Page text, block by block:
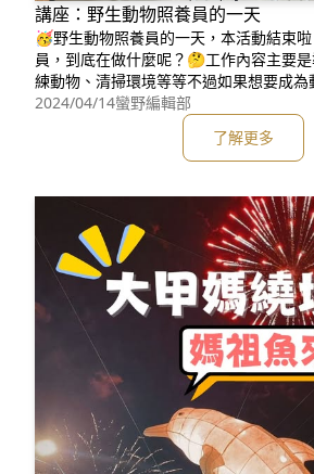
講座：野生動物照養員的一天
🥳野生動物照養員的一天，本活動結束
員，到底在做什麼呢？🤔工作內容主要
練動物、清掃環境等等不過如果想要成為
不能太害怕動物（因為你工作會一直碰到
不能怕排泄物，因為你需要幫動物們維持
從排泄物得知動物的狀況喔！😤不可以小
有搭配手作活動，讓大家製作可愛的動物
2024/04/14蠻野編輯部
了解更多